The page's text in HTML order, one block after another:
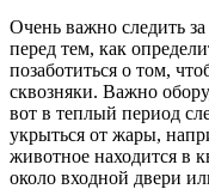
Очень важно следить
перед тем, как
позаботиться о том,
сквозняки. Важно
вот в теплый период
укрыться от жары,
животное находится в
около входной двери